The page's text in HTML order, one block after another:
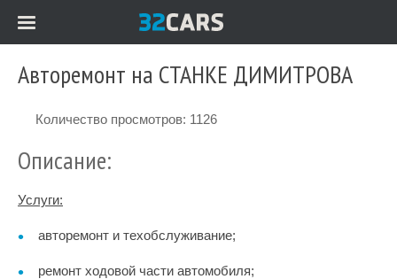
Авторемонт на СТАНКЕ ДИМИТРОВА
Количество просмотров: 1126
Описание:
Услуги:
авторемонт и техобслуживание;
ремонт ходовой части автомобиля;